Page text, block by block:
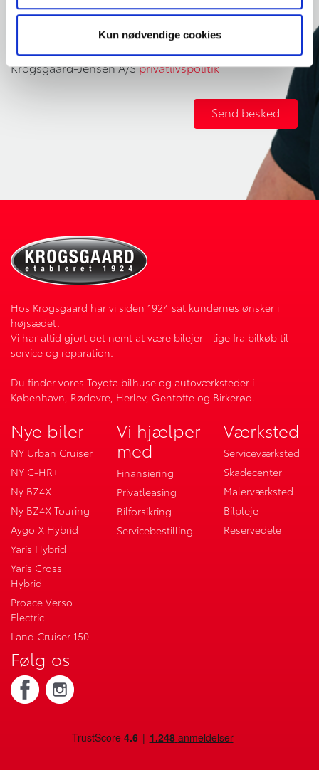
Kun nødvendige cookies
Jeg giver hermed mit samtykke og accepterer
Krogsgaard-Jensen A/Sprivatlivspolitik
Hos Krogsgaard har vi siden 1924 sat kundernes ønsker i
højsædet.
Vi har altid gjort det nemt at være bilejer - lige fra bilkøb til
service og reparation.
Du finder vores Toyota bilhuse og autoværksteder i
København, Rødovre, Herlev, Gentofte og Birkerød.
Nye biler
NY Urban Cruiser
NY C-HR+
Ny BZ4X
Ny BZ4X Touring
Aygo X Hybrid
Yaris Hybrid
Yaris Cross
Hybrid
Proace Verso
Electric
Land Cruiser 150
Vi hjælper
med
Finansiering
Privatleasing
Bilforsikring
Servicebestilling
Værksted
Serviceværksted
Skadecenter
Malerværksted
Bilpleje
Reservedele
Følg os